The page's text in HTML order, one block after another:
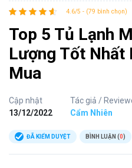
4.6/5 - (79 bình chọn)
Top 5 Tủ Lạnh
Lượng Tốt Nhất
Mua
Cập nhật
13/12/2022
Tác giả /
Cẩm Nhiên
ĐÃ KIỂM DUYỆT BÌNH LUẬN (0)